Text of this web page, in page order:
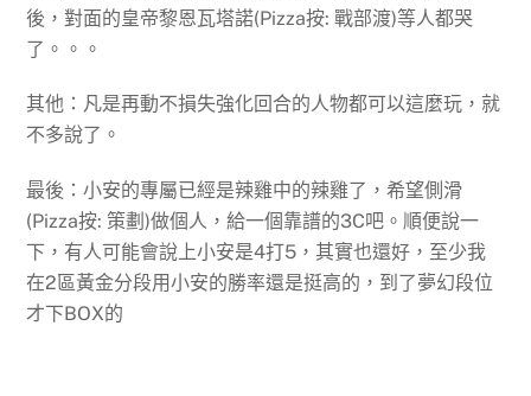
後，對面的皇帝黎恩瓦塔諾(Pizza按: 戰部渡)等人都哭
了。。。
其他：凡是再動不損失強化回合的人物都可以這麼玩，就
不多說了。
最後：小安的專屬已經是辣雞中的辣雞了，希望側滑
(Pizza按: 策劃)做個人，給一個靠譜的3C吧。順便說一
下，有人可能會說上小安是4打5，其實也還好，至少我
在2區黃金分段用小安的勝率還是挺高的，到了夢幻段位
才下BOX的